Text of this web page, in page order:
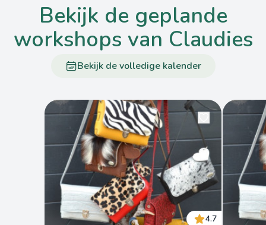
bekijk de geplande
workshops van Claudies
Bekijk de volledige kalender
4.7